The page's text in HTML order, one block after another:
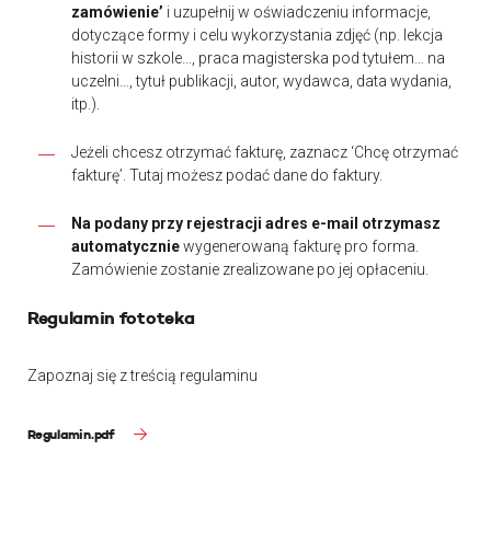
zamówienie’ i uzupełnij w oświadczeniu informacje,
dotyczące formy i celu wykorzystania zdjęć (np. lekcja
historii w szkole…, praca magisterska pod tytułem… na
uczelni…, tytuł publikacji, autor, wydawca, data wydania,
itp.).
Jeżeli chcesz otrzymać fakturę, zaznacz ‘Chcę otrzymać
fakturę’. Tutaj możesz podać dane do faktury.
Na podany przy rejestracji adres e-mail otrzymasz
automatyczniewygenerowaną fakturę pro forma.
Zamówienie zostanie zrealizowane po jej opłaceniu.
Regulamin fototeka
Zapoznaj się z treścią regulaminu
Regulamin.pdf